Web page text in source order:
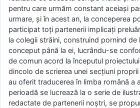
pentru care urmăm constant aceiași
urmare, și în acest an, la conceperea
participat toți partenerii implicați
la colegii străini, construind pornind de
conceput până la ei, lucrându-se
de comun acord la începutul
dincolo de scrierea unei secțiuni
au oferit traducerea în limba română a
perioadă se lucrează la o serie de
redactate de partenerii noștri, se